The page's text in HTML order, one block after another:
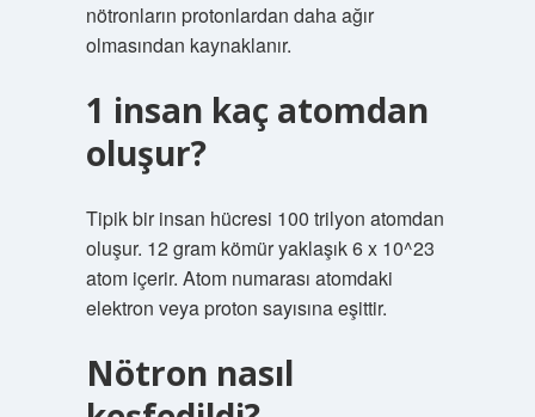
nötronların protonlardan daha ağır
olmasından kaynaklanır.
1 insan kaç atomdan
oluşur?
Tipik bir insan hücresi 100 trilyon atomdan
oluşur. 12 gram kömür yaklaşık 6 x 10^23
atom içerir. Atom numarası atomdaki
elektron veya proton sayısına eşittir.
Nötron nasıl